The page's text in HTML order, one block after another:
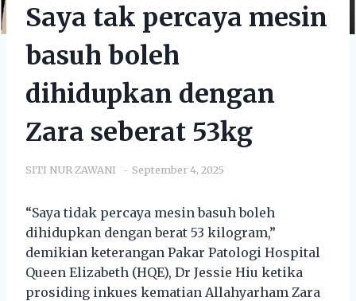
Saya tak percaya mesin
basuh boleh
dihidupkan dengan
Zara seberat 53kg
SITI NUR ZAWANI September 4, 2025
“Saya tidak percaya mesin basuh boleh
dihidupkan dengan berat 53 kilogram,”
demikian keterangan Pakar Patologi Hospital
Queen Elizabeth (HQE), Dr Jessie Hiu ketika
prosiding inkues kematian Allahyarham Zara